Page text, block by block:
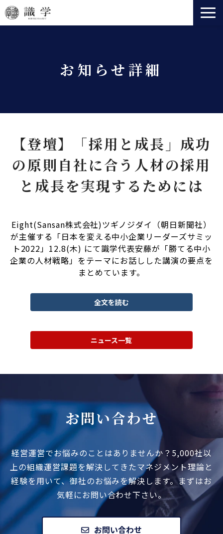
法人向けサービス
役員紹介
お知らせ詳細
【登壇】「採用と成長」成功
の原則自社に合う人材の採用
と成長を実現するためには
Eight(Sansan株式会社)ツギノジダイ（朝日新聞社）
が主催する「日本を変える中小企業リーダーズサミッ
ト2022」12.8(木) にて識学代表安藤が「勝てる中小
企業の人材戦略」をテーマにお話しした講演の要点を
まとめています。
全文を読む
ニュース一覧
お問い合わせ
経営運営でお悩みのことはありませんか？ 5,000社以
上の組織運営課題を解決してきたマネジメント理論と
経験を用いて、御社のお悩みを解決します。まずはお
気軽にお問い合わせ下さい。
お問い合わせ